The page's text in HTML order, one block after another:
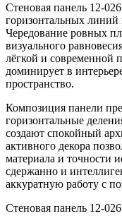
Стеновая панель 12-
горизонтальных
Чередование ровных
визуального
лёгкой и современной
доминирует в
пространство.
Композиция панели
горизонтальные
создают спокойный
активного декора
материала и точности
сдержанно и
аккуратную работу с
Стеновая панель 12-